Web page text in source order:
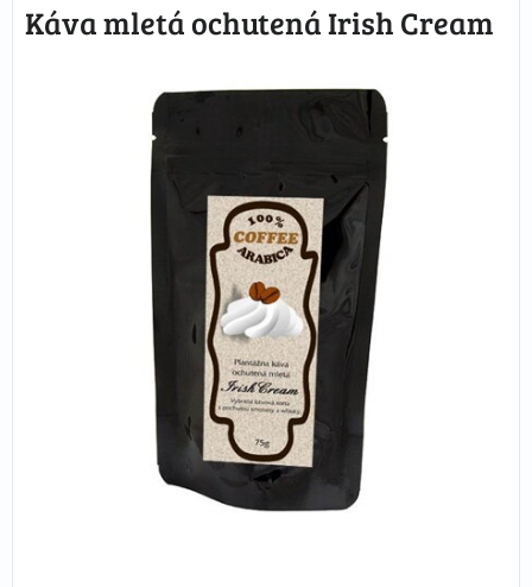
Káva mletá ochutená Irish Cream